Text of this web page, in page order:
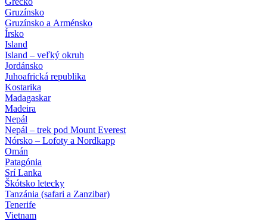
Gruzínsko
Gruzínsko a Arménsko
Írsko
Island
Island – veľký okruh
Jordánsko
Juhoafrická republika
Kostarika
Madagaskar
Madeira
Nepál
Nepál – trek pod Mount Everest
Nórsko – Lofoty a Nordkapp
Omán
Patagónia
Srí Lanka
Škótsko letecky
Tanzánia (safari a Zanzibar)
Tenerife
Vietnam